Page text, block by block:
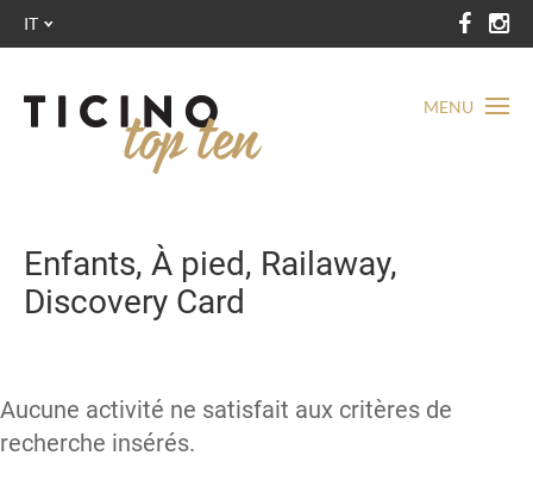
MENU
IT
Enfants, À pied, Railaway,
Discovery Card
Aucune activité ne satisfait aux critères de
recherche insérés.